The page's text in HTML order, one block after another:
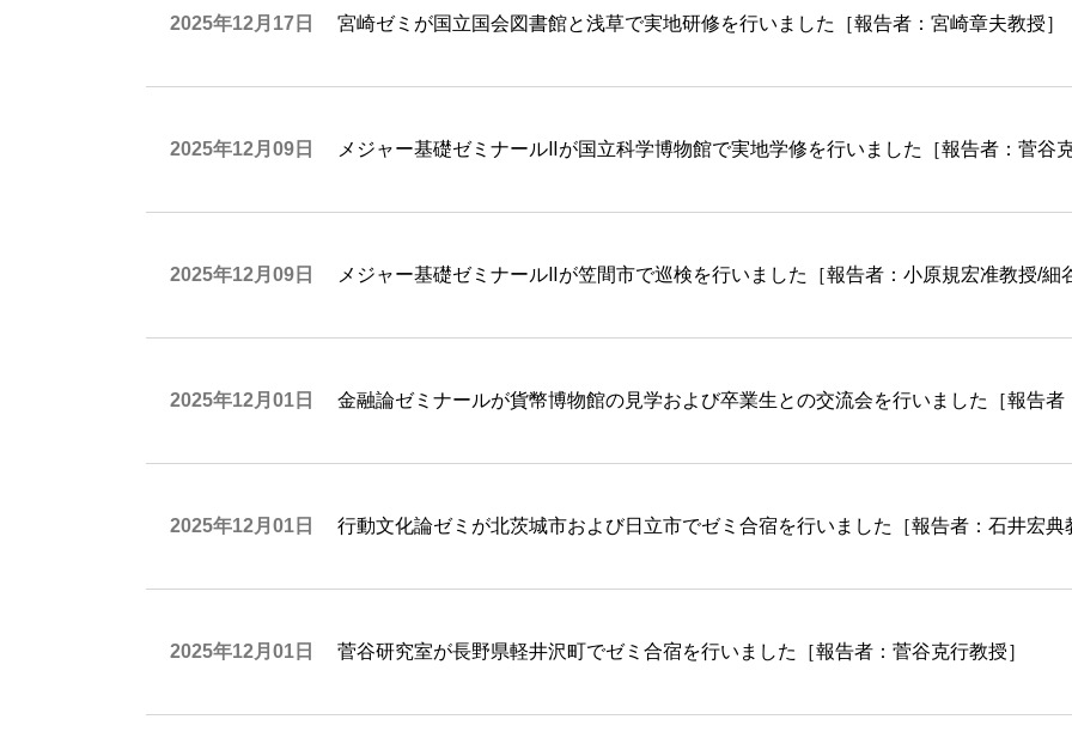
2025年12月17日 宮崎ゼミが国立国会図書館と浅草で実地研修を行いました［報告者：宮崎章夫教授］
2025年12月09日 メジャー基礎ゼミナールⅡが国立科学博物館で実地学修を行いました［報告者：菅谷
2025年12月09日 メジャー基礎ゼミナールⅡが笠間市で巡検を行いました［報告者：小原規宏准教授/細
2025年12月01日 金融論ゼミナールが貨幣博物館の見学および卒業生との交流会を行いました［報告者
2025年12月01日 行動文化論ゼミが北茨城市および日立市でゼミ合宿を行いました［報告者：石井宏典
2025年12月01日 菅谷研究室が長野県軽井沢町でゼミ合宿を行いました［報告者：菅谷克行教授］